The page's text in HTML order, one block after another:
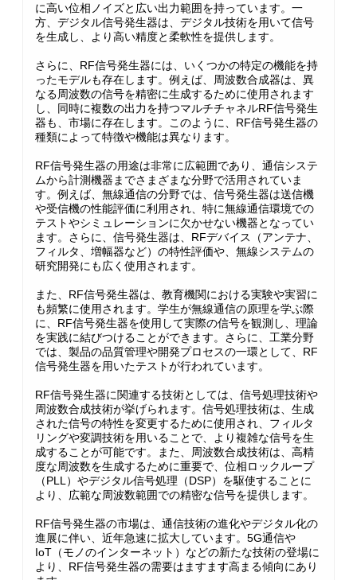
に高い位相ノイズと広い出力範囲を持っています。一
方、デジタル信号発生器は、デジタル技術を用いて信号
を生成し、より高い精度と柔軟性を提供します。
さらに、RF信号発生器には、いくつかの特定の機能を持
ったモデルも存在します。例えば、周波数合成器は、異
なる周波数の信号を精密に生成するために使用されます
し、同時に複数の出力を持つマルチチャネルRF信号発生
器も、市場に存在します。このように、RF信号発生器の
種類によって特徴や機能は異なります。
RF信号発生器の用途は非常に広範囲であり、通信システ
ムから計測機器までさまざまな分野で活用されていま
す。例えば、無線通信の分野では、信号発生器は送信機
や受信機の性能評価に利用され、特に無線通信環境での
テストやシミュレーションに欠かせない機器となってい
ます。さらに、信号発生器は、RFデバイス（アンテナ、
フィルタ、増幅器など）の特性評価や、無線システムの
研究開発にも広く使用されます。
また、RF信号発生器は、教育機関における実験や実習に
も頻繁に使用されます。学生が無線通信の原理を学ぶ際
に、RF信号発生器を使用して実際の信号を観測し、理論
を実践に結びつけることができます。さらに、工業分野
では、製品の品質管理や開発プロセスの一環として、RF
信号発生器を用いたテストが行われています。
RF信号発生器に関連する技術としては、信号処理技術や
周波数合成技術が挙げられます。信号処理技術は、生成
された信号の特性を変更するために使用され、フィルタ
リングや変調技術を用いることで、より複雑な信号を生
成することが可能です。また、周波数合成技術は、高精
度な周波数を生成するために重要で、位相ロックループ
（PLL）やデジタル信号処理（DSP）を駆使することに
より、広範な周波数範囲での精密な信号を提供します。
RF信号発生器の市場は、通信技術の進化やデジタル化の
進展に伴い、近年急速に拡大しています。5G通信や
IoT（モノのインターネット）などの新たな技術の登場に
より、RF信号発生器の需要はますます高まる傾向にあり